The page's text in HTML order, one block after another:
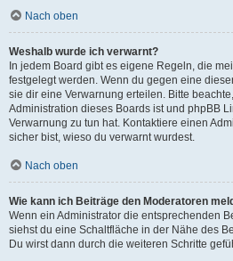
Nach oben
Weshalb wurde ich verwarnt?
In jedem Board gibt es eigene Regeln, die
festgelegt werden. Wenn du gegen eine
sie dir eine Verwarnung erteilen. Bitte
Administration dieses Boards ist und phpBB
Verwarnung zu tun hat. Kontaktiere einen
sicher bist, wieso du verwarnt wurdest.
Nach oben
Wie kann ich Beiträge den Moderatoren
Wenn ein Administrator die entsprechenden
siehst du eine Schaltfläche in der Nähe des
Du wirst dann durch die weiteren Schritte